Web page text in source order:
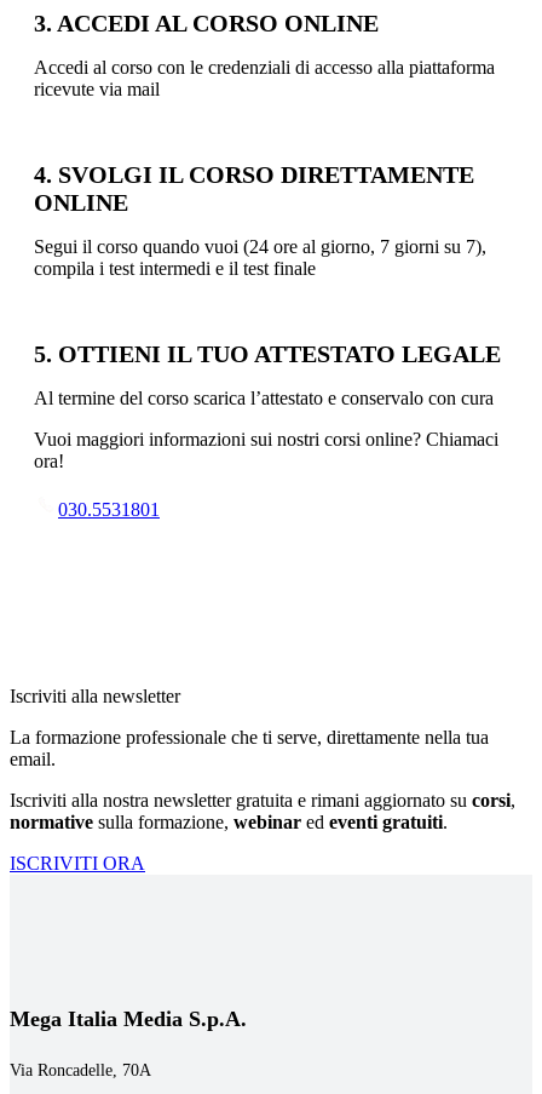
3. ACCEDI AL CORSO ONLINE
Accedi al corso con le credenziali di accesso alla piattaforma
ricevute via mail
4. SVOLGI IL CORSO DIRETTAMENTE
ONLINE
Segui il corso quando vuoi (24 ore al giorno, 7 giorni su 7),
compila i test intermedi e il test finale
5. OTTIENI IL TUO ATTESTATO LEGALE
Al termine del corso scarica l’attestato e conservalo con cura
Vuoi maggiori informazioni sui nostri corsi online? Chiamaci
ora!
030.5531801
Iscriviti alla newsletter
La formazione professionale che ti serve, direttamente nella tua
email.
Iscriviti alla nostra newsletter gratuita e rimani aggiornato su corsi,
normative sulla formazione, webinar ed eventi gratuiti.
ISCRIVITI ORA
Mega Italia Media S.p.A.
Via Roncadelle, 70A